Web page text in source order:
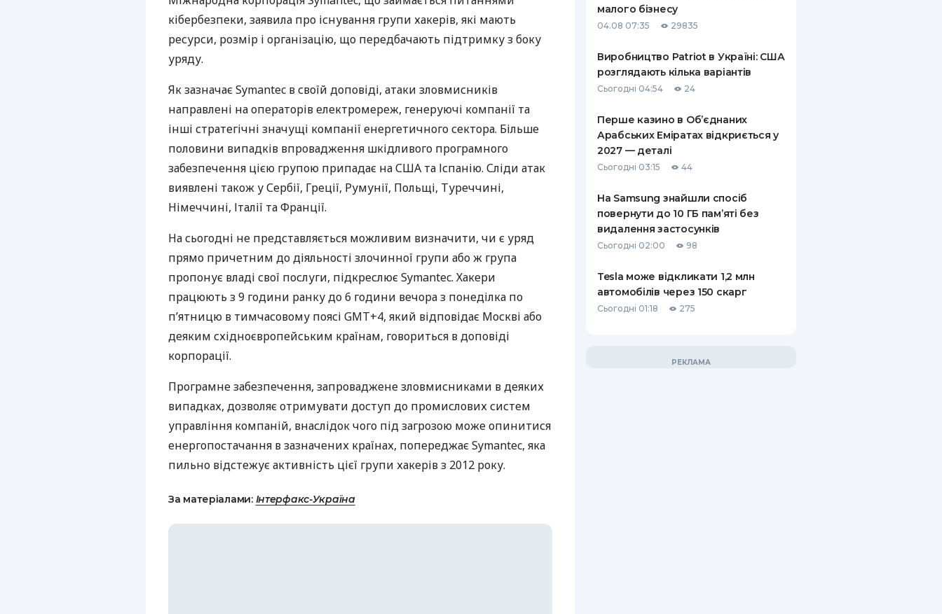
РЕЙТИНГ ДЕБЕТОВИХ
КАРТОК
ПУТІВНИКИ ПО
ПУТІВНИКИ ПО
ВСІ СТРАХОВІ ПОЛІСИ
СТРАХОВІ КОМПАНІЇ
ВІДГУКИ ПРО СТРАХОВІ
КОМПАНІЇ
ДОСТАВКА І ОПЛАТА
кібербезпеки, заявила про існування групи хакерів, які мають
ресурси, розмір і організацію, що передбачають підтримку з боку
уряду.
Як зазначає Symantec в своїй доповіді, атаки зловмисників
направлені на операторів електромереж, генеруючі компанії та
інші стратегічні значущі компанії енергетичного сектора. Більше
половини випадків впровадження шкідливого програмного
забезпечення цією групою припадає наСША та Іспанію. Сліди атак
виявлені також у Сербії, Греції, Румунії, Польщі, Туреччині,
Німеччині, Італії та Франції.
На сьогодні не представляється можливим визначити, чи є уряд
прямо причетним до діяльності злочинної групи або ж група
пропонує владі свої послуги, підкреслює Symantec. Хакери
працюють з 9 години ранку до 6 години вечора з понеділка по
п’ятницю в тимчасовому поясі GMT+4, який відповідає Москві або
деяким східноєвропейським країнам, говориться в доповіді
корпорації.
Програмне забезпечення, запроваджене зловмисниками в деяких
випадках, дозволяє отримувати доступ до промислових систем
управління компаній, внаслідок чого під загрозою може опинитися
енергопостачання в зазначених країнах, попереджає Symantec, яка
пильно відстежує активність цієї групи хакерів з 2012 року.
За матеріалами: Інтерфакс-Україна
малого бізнесу
04.08 07:35 29835
Виробництво Patriot в Україні: США
розглядають кілька варіантів
Сьогодні 04:54 24
Перше казино в Об’єднаних
Арабських Еміратах відкриється у
2027 — деталі
Сьогодні 03:15 44
На Samsung знайшли спосіб
повернути до 10 ГБ пам’яті без
видалення застосунків
Сьогодні 02:00 98
Tesla може відкликати 1,2 млн
автомобілів через 150 скарг
Сьогодні 01:18 275